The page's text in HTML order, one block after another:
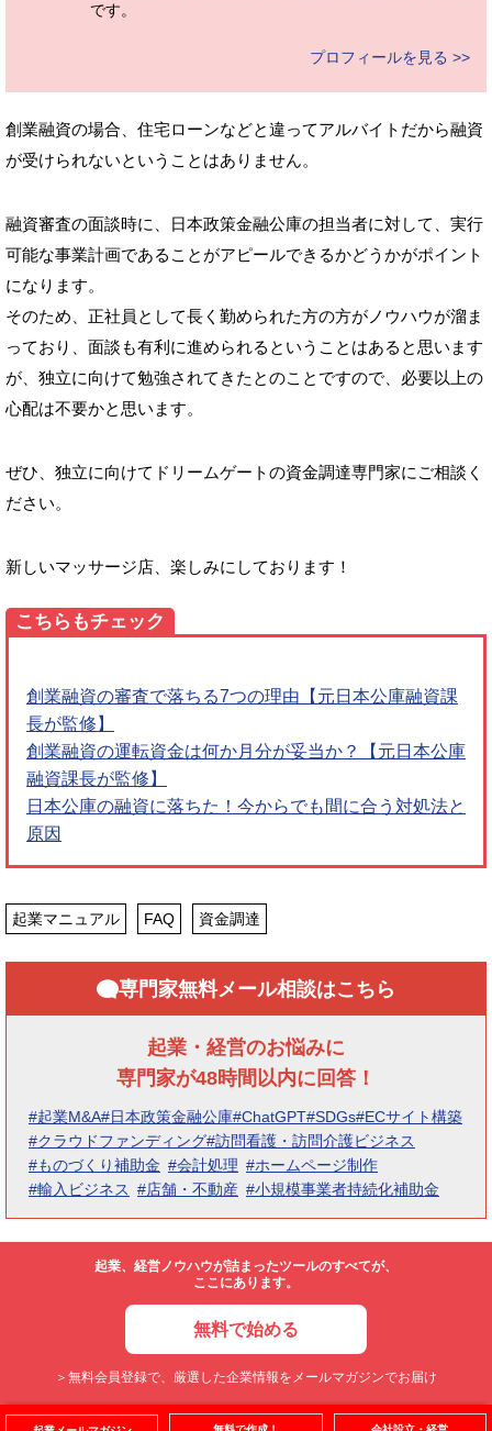
です。
プロフィールを見る >>
創業融資の場合、住宅ローンなどと違ってアルバイトだから融資
が受けられないということはありません。
融資審査の面談時に、日本政策金融公庫の担当者に対して、実行
可能な事業計画であることがアピールできるかどうかがポイント
になります。
そのため、正社員として長く勤められた方の方がノウハウが溜ま
っており、面談も有利に進められるということはあると思います
が、独立に向けて勉強されてきたとのことですので、必要以上の
心配は不要かと思います。
ぜひ、独立に向けてドリームゲートの資金調達専門家にご相談く
ださい。
新しいマッサージ店、楽しみにしております！
こちらもチェック
創業融資の審査で落ちる7つの理由【元日本公庫融資課
長が監修】
創業融資の運転資金は何か月分が妥当か？【元日本公庫
融資課長が監修】
日本公庫の融資に落ちた！今からでも間に合う対処法と
原因
起業マニュアル FAQ 資金調達
専門家無料メール相談はこちら
起業・経営のお悩みに
専門家が48時間以内に回答！
#起業M&A#日本政策金融公庫#ChatGPT#SDGs#ECサイト構築
#クラウドファンディング#訪問看護・訪問介護ビジネス
#ものづくり補助金 #会計処理 #ホームページ制作
#輸入ビジネス #店舗・不動産 #小規模事業者持続化補助金
起業、経営ノウハウが詰まったツールのすべてが、
ここにあります。
無料で始める
＞無料会員登録で、厳選した企業情報をメールマガジンでお届け